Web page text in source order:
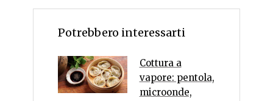
Potrebbero interessarti
Cottura a
vapore: pentola,
microonde,